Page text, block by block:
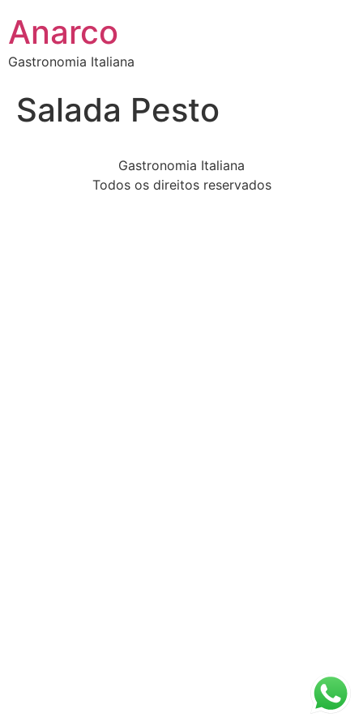
Anarco
Gastronomia Italiana
Salada Pesto
Gastronomia Italiana
Todos os direitos reservados